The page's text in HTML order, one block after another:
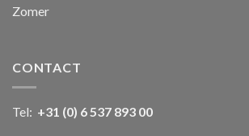
Zomer
CONTACT
Tel: +31 (0) 6 537 893 00